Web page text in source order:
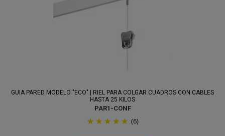
GUIA PARED MODELO "ECO" | RIEL PARA COLGAR CUADROS CON CABLES
HASTA 25 KILOS
PAR1-CONF
(6)